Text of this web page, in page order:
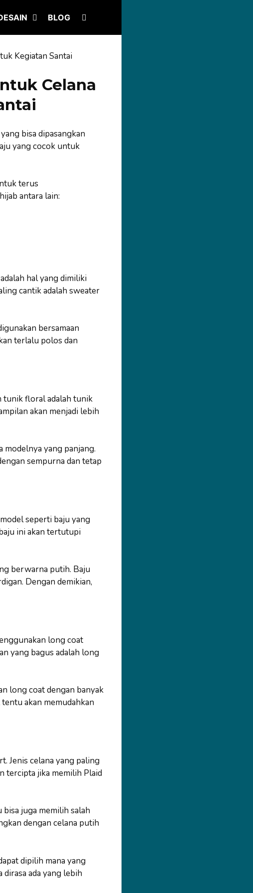
BLOG
Kegiatan Santai
Celana
bisa dipasangkan
yang cocok untuk
terus
antara lain:
hal yang dimiliki
cantik adalah sweater
bersamaan
terlalu polos dan
tunik floral adalah tunik
akan menjadi lebih
modelnya yang panjang.
sempurna dan tetap
seperti baju yang
ini akan tertutupi
berwarna putih. Baju
Dengan demikian,
long coat
yang bagus adalah long
long coat dengan banyak
akan memudahkan
Jenis celana yang paling
tercipta jika memilih Plaid
juga memilih salah
dengan celana putih
dipilih mana yang
ada yang lebih